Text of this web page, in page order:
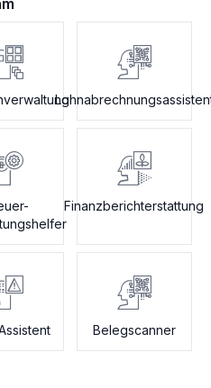
Finanzberichterstattung
Belegscanner